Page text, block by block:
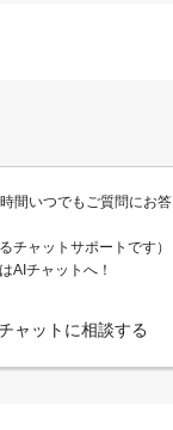
間いつでもご質問にお答
チャットサポートです）
AIチャットへ！
ャットに相談する